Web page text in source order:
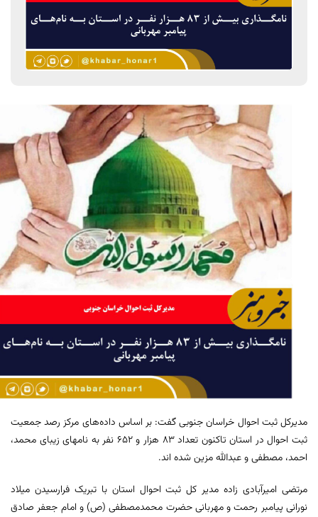
مدیرکل ثبت احوال خراسان جنوبی گفت: بر اساس داده‌های مرکز رصد جمعیت
ثبت احوال در استان تاکنون تعداد ۸۳ هزار و ۶۵۲ نفر به نامهای زیبای محمد،
احمد، مصطفی و عبدالله مزین شده اند.
مرتضی امیرآبادی زاده مدیر کل ثبت احوال استان با تبریک فرارسیدن میلاد
نورانی پیامبر رحمت و مهربانی حضرت محمدمصطفی (ص) و امام جعفر صادق